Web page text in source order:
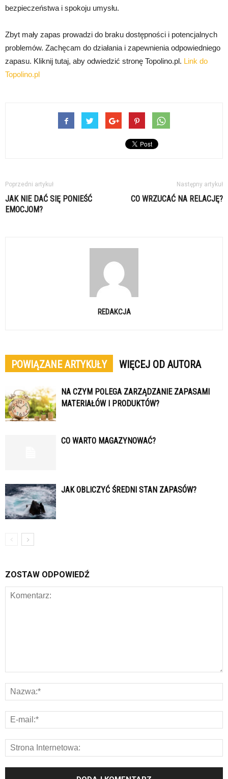
bezpieczeństwa i spokoju umysłu.
Zbyt mały zapas prowadzi do braku dostępności i potencjalnych
problemów. Zachęcam do działania i zapewnienia odpowiedniego
zapasu. Kliknij tutaj, aby odwiedzić stronę Topolino.pl. Link do
Topolino.pl
Poprzedni artykuł
JAK NIE DAĆ SIĘ PONIEŚĆ
EMOCJOM?
Następny artykuł
CO WRZUCAĆ NA RELACJĘ?
REDAKCJA
POWIĄZANE ARTYKUŁY WIĘCEJ OD AUTORA
NA CZYM POLEGA ZARZĄDZANIE ZAPASAMI
MATERIAŁÓW I PRODUKTÓW?
CO WARTO MAGAZYNOWAĆ?
JAK OBLICZYĆ ŚREDNI STAN ZAPASÓW?
ZOSTAW ODPOWIEDŹ